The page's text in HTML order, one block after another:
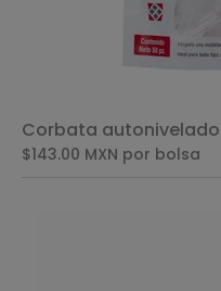
Corbata
$143.00 MXN por bolsa